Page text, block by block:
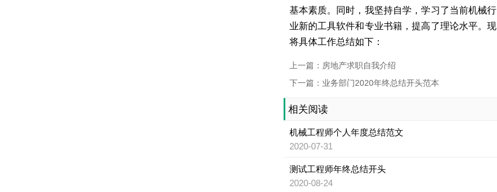
基本素质。同时，我坚持自学，学习了当前机械行
业新的工具软件和专业书籍，提高了理论水平。现
将具体工作总结如下：
上一篇：房地产求职自我介绍
下一篇：业务部门2020年终总结开头范本
相关阅读
机械工程师个人年度总结范文
2020-07-31
测试工程师年终总结开头
2020-08-24